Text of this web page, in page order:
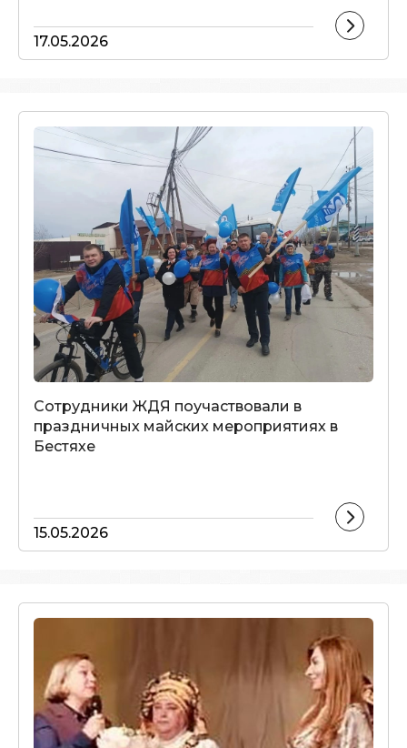
17.05.2026
Сотрудники ЖДЯ поучаствовали в
праздничных майских мероприятиях в
Бестяхе
15.05.2026